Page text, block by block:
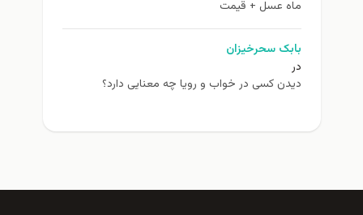
ماه عسل + قیمت
بابک سحرخیزان
در
دیدن کسی در خواب و رویا چه معنایی دارد؟